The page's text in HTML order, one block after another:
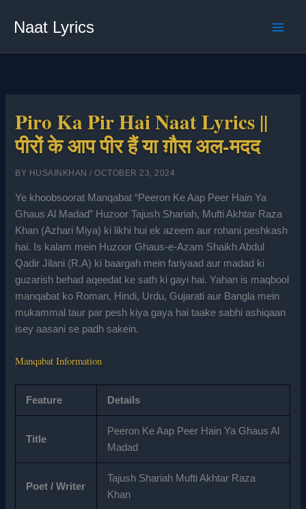
Naat Lyrics
Piro Ka Pir Hai Naat Lyrics ||
पीरों के आप पीर हैं या ग़ौस अल-मदद
BY HUSAINKHAN/OCTOBER 23, 2024
Ye khoobsoorat Manqabat “Peeron Ke Aap Peer Hain Ya
Ghaus Al Madad” Huzoor Tajush Shariah, Mufti Akhtar Raza
Khan (Azhari Miya) ki likhi hui ek azeem aur rohani peshkash
hai. Is kalam mein Huzoor Ghaus-e-Azam Shaikh Abdul
Qadir Jilani (R.A) ki baargah mein fariyaad aur madad ki
guzarish behad aqeedat ke sath ki gayi hai. Yahan is maqbool
manqabat ko Roman, Hindi, Urdu, Gujarati aur Bangla mein
mukammal taur par pesh kiya gaya hai taake sabhi ashiqaan
isey aasani se padh sakein.
Manqabat Information
Feature Details
Title
Peeron Ke Aap Peer Hain Ya Ghaus Al
Madad
Poet / Writer
Tajush Shariah Mufti Akhtar Raza
Khan